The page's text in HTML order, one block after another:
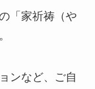
「家祈祷（や
ンなど、ご自